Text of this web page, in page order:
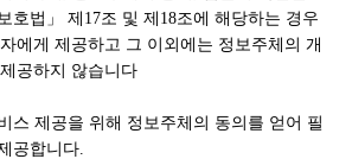
호법」 제17조 및 제18조에 해당하는 경우
에게 제공하고 그 이외에는 정보주체의 개
공하지 않습니다
스 제공을 위해 정보주체의 동의를 얻어 필
공합니다.